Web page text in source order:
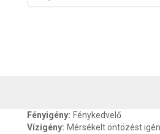
Fényigény: Fénykedvelő
Vízigény: Mérsékelt öntözést